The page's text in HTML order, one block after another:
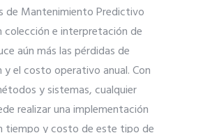
de Mantenimiento Predictivo
colección e interpretación de
aún más las pérdidas de
el costo operativo anual. Con
y sistemas, cualquier
realizar una implementación